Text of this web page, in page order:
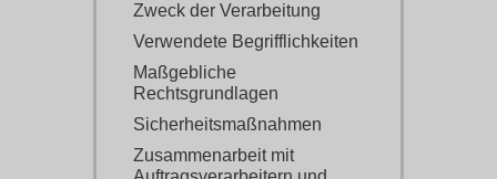
Zweck der Verarbeitung
Verwendete Begrifflichkeiten
Maßgebliche
Rechtsgrundlagen
Sicherheitsmaßnahmen
Zusammenarbeit mit